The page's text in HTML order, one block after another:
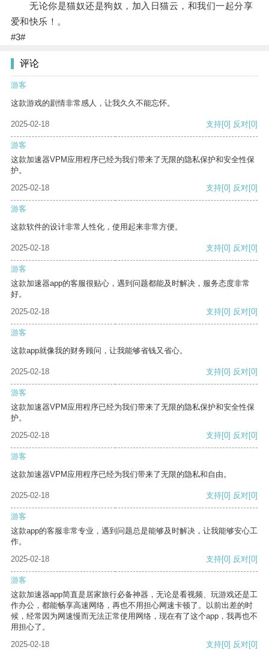
无论你是猫奴还是狗奴，加入日猫云，和我们一起分享
爱和快乐！。
#3#
评论
游客
这款游戏的剧情非常感人，让我久久不能忘怀。
2025-02-18 支持[0] 反对[0]
游客
这款加速器VPM应用程序已经为我们带来了无限的隐私保护和安全性保
护。
2025-02-18
支持[0] 反对[0]
游客
这款软件的设计非常人性化，使用起来非常方便。
2025-02-18 支持[0] 反对[0]
游客
这款加速器app的客服很贴心，遇到问题都能及时解决，服务态度非常
好。
2025-02-18
支持[0] 反对[0]
游客
这款app就像我的财务顾问，让我能够省钱又省心。
2025-02-18 支持[0] 反对[0]
游客
这款加速器VPM应用程序已经为我们带来了无限的隐私保护和安全性保
护。
2025-02-18
支持[0] 反对[0]
游客
这款加速器VPM应用程序已经为我们带来了无限的隐私和自由。
2025-02-18 支持[0] 反对[0]
游客
这款app的客服非常专业，遇到问题总是能够及时解决，让我能够安心工
作。
2025-02-18
支持[0] 反对[0]
游客
这款加速器app简直是居家旅行必备神器，无论是看视频、玩游戏还是工
作办公，都能畅享高速网络，再也不用担心网速卡顿了。以前出差的时
候，经常因为网速慢而无法正常使用网络，现在有了这个app，我再也不
用担心了。
2025-02-18
支持[0] 反对[0]